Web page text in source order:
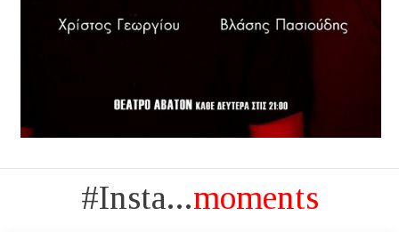
#Insta...moments